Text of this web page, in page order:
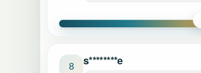
8 s********e